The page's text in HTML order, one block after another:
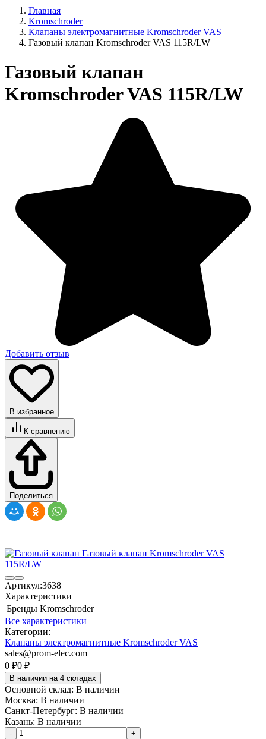
Главная
Kromschroder
Клапаны электромагнитные Kromschroder VAS
Газовый клапан Kromschroder VAS 115R/LW
Газовый клапан
Kromschroder VAS 115R/LW
Добавить отзыв
В избранное
К сравнению
Поделиться
Артикул:3638
Характеристики
Бренды Kromschroder
Все характеристики
Категории:
Клапаны электромагнитные Kromschroder VAS
sales@prom-elec.com
0 ₽0 ₽
В наличии на 4 складах
Основной склад: В наличии
Москва: В наличии
Санкт-Петербург: В наличии
Казань: В наличии
-
+